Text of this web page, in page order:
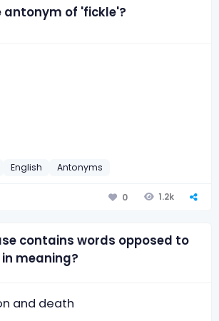
antonym of 'fickle'?
English Antonyms
0 1.2k
contains words opposed to
meaning?
and death